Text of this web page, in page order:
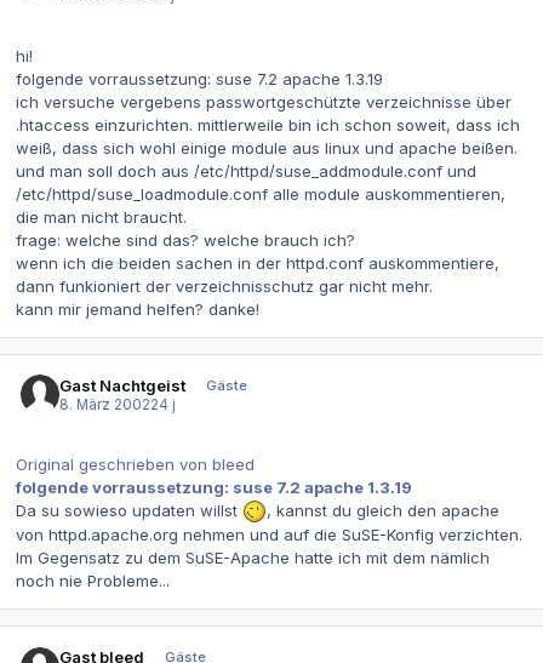
hi!
folgende vorraussetzung: suse 7.2 apache 1.3.19
ich versuche vergebens passwortgeschützte verzeichnisse über
.htaccess einzurichten. mittlerweile bin ich schon soweit, dass ich
weiß, dass sich wohl einige module aus linux und apache beißen.
und man soll doch aus /etc/httpd/suse_addmodule.conf und
/etc/httpd/suse_loadmodule.conf alle module auskommentieren,
die man nicht braucht.
frage: welche sind das? welche brauch ich?
wenn ich die beiden sachen in der httpd.conf auskommentiere,
dann funkioniert der verzeichnisschutz gar nicht mehr.
kann mir jemand helfen? danke!
Gast Nachtgeist
Gäste
8. März 200224 j
Original geschrieben von bleed
folgende vorraussetzung: suse 7.2 apache 1.3.19
Da su sowieso updaten willst
, kannst du gleich den apache
von httpd.apache.org nehmen und auf die SuSE-Konfig verzichten.
Im Gegensatz zu dem SuSE-Apache hatte ich mit dem nämlich
noch nie Probleme...
Gast bleed
Gäste